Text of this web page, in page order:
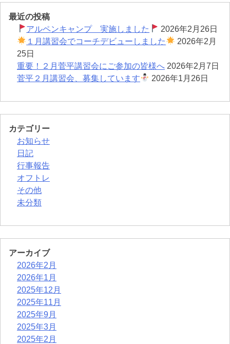
最近の投稿
アルペンキャンプ 実施しました
2026年2月26日
１月講習会でコーチデビューしました
2026年2月
25日
重要！２月菅平講習会にご参加の皆様へ 2026年2月7日
菅平２月講習会、募集しています
2026年1月26日
カテゴリー
お知らせ
日記
行事報告
オフトレ
その他
未分類
アーカイブ
2026年2月
2026年1月
2025年12月
2025年11月
2025年9月
2025年3月
2025年2月